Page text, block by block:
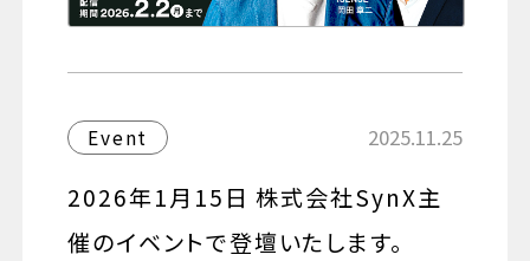
Event 2025.11.25
2026年1月15日 株式会社SynX主
催のイベントで登壇いたします。